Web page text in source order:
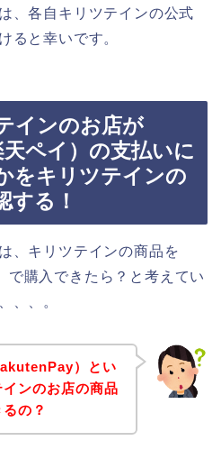
、各自キリツテインの公式
ると幸いです。
インのお店が
ペイ）の支払いに
をキリツテインの
する！
、キリツテインの商品を
で購入できたら？と考えてい
、、。
）とい
ンのお店の商品
の？